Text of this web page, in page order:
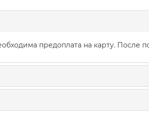
предоплата на карту. После